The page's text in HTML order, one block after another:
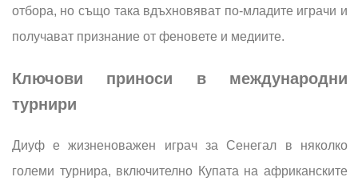
отбора, но също така вдъхновяват по-младите играчи и
получават признание от феновете и медиите.
Ключови приноси в международни
турнири
Диуф е жизненоважен играч за Сенегал в няколко
големи турнира, включително Купата на африканските